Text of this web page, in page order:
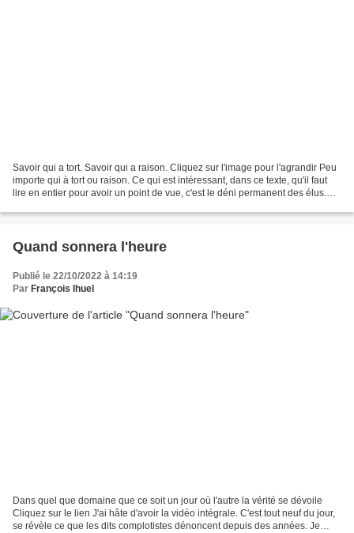
Savoir qui a tort. Savoir qui a raison. Cliquez sur l'image pour l'agrandir Peu
importe qui à tort ou raison. Ce qui est intéressant, dans ce texte, qu'il faut
lire en entier pour avoir un point de vue, c'est le déni permanent des élus.
Quand sonnera l'heure
Publié le 22/10/2022 à 14:19
Par François Ihuel
Dans quel que domaine que ce soit un jour où l'autre la vérité se dévoile
Cliquez sur le lien J'ai hâte d'avoir la vidéo intégrale. C'est tout neuf du jour,
se révèle ce que les dits complotistes dénoncent depuis des années. Je